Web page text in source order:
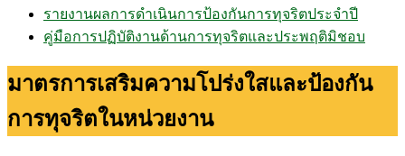
รายงานผลการดำเนินการป้องกันการทุจริตประจำปี
คู่มือการปฏิบัติงานด้านการทุจริตและประพฤติมิชอบ
มาตรการเสริมความโปร่งใสและป้องกัน
การทุจริตในหน่วยงาน